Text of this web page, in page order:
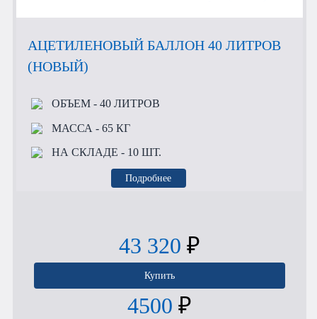
АЦЕТИЛЕНОВЫЙ БАЛЛОН 40 ЛИТРОВ
(НОВЫЙ)
ОБЪЕМ- 40 ЛИТРОВ
МАССА - 65 КГ
НА СКЛАДЕ - 10 ШТ.
Подробнее
43 320 ₽
Купить
4500 ₽